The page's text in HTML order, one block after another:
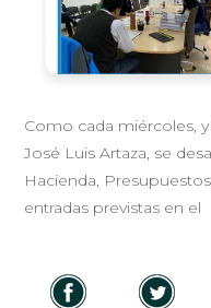
Como cada miércoles,
José Luis Artaza, se
Hacienda,
entradas previstas en el